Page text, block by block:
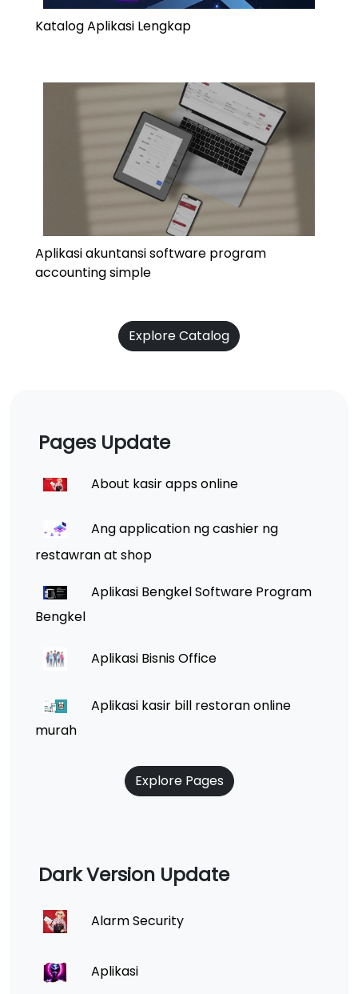
Katalog Aplikasi Lengkap
Aplikasi akuntansi software program
accounting simple
Explore Catalog
Pages Update
About kasir apps online
Ang application ng cashier ng
restawran at shop
Aplikasi Bengkel Software Program
Bengkel
Aplikasi Bisnis Office
Aplikasi kasir bill restoran online
murah
Explore Pages
Dark Version Update
Alarm Security
Aplikasi